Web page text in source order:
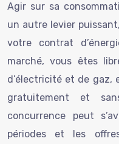
Agir sur sa
un autre levier
votre contrat
marché, vous êtes
d’électricité et de gaz,
gratuitement et
concurrence peut
périodes et les